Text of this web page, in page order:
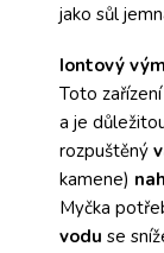
jako sůl
Iontový
Toto
a je
rozpuštěný
kamene)
Myčka
vodu se